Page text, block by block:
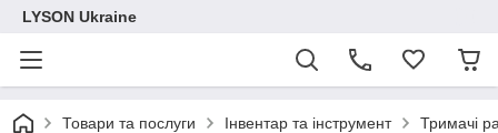
LYSON Ukraine
Товари та послуги Інвентар та інструмент Тримачі